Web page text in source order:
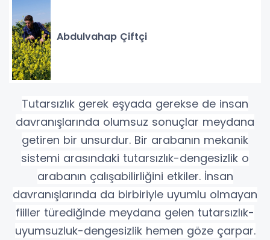
Abdulvahap Çiftçi
Tutarsızlık gerek eşyada gerekse de insan
davranışlarında olumsuz sonuçlar meydana
getiren bir unsurdur. Bir arabanın mekanik
sistemi arasındaki tutarsızlık-dengesizlik o
arabanın çalışabilirliğini etkiler. İnsan
davranışlarında da birbiriyle uyumlu olmayan
fiiller türediğinde meydana gelen tutarsızlık-
uyumsuzluk-dengesizlik hemen göze çarpar.